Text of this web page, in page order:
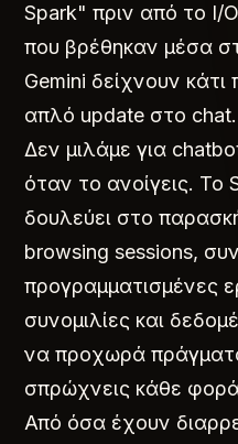
Spark" πριν από το I/
που βρέθηκαν μέσα
Gemini δείχνουν
απλό update στο chat.
Δεν μιλάμε για
όταν το ανοίγεις. Το
δουλεύει στο
browsing sessions,
προγραμματισμένες
συνομιλίες και
να προχωρά
σπρώχνεις κάθε
Από όσα έχουν